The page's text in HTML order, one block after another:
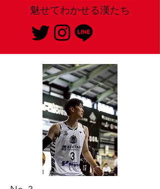
魅せてわかせる漢たち